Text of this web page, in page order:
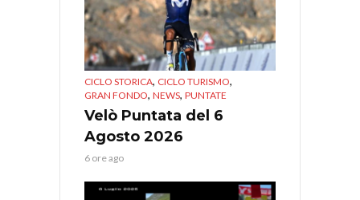
CICLO STORICA, CICLO TURISMO,
GRAN FONDO, NEWS, PUNTATE
Velò Puntata del 6
Agosto 2026
6 ore ago